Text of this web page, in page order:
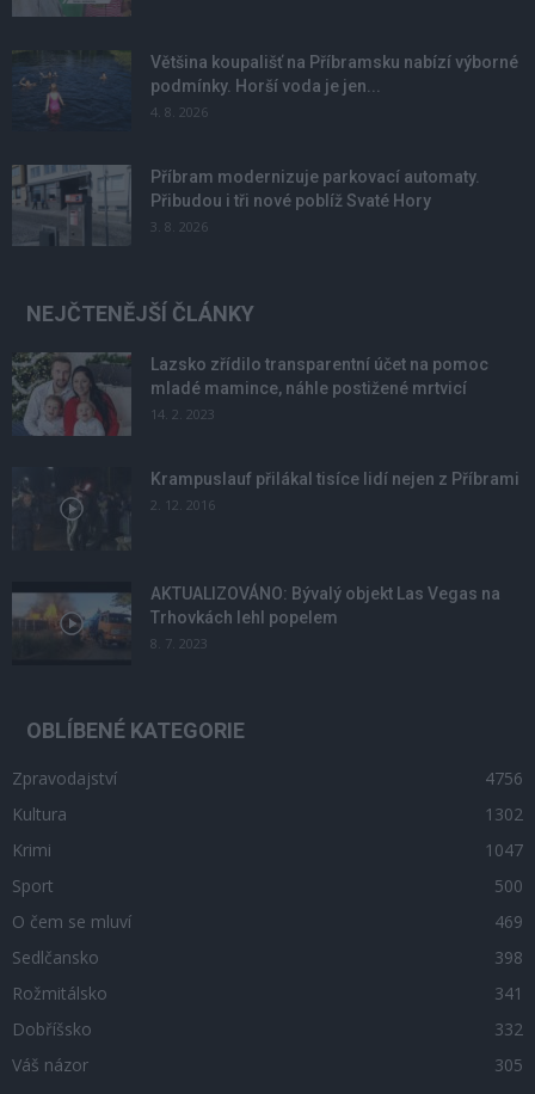
Většina koupališť na Příbramsku nabízí výborné
podmínky. Horší voda je jen...
4. 8. 2026
Příbram modernizuje parkovací automaty.
Přibudou i tři nové poblíž Svaté Hory
3. 8. 2026
NEJČTENĚJŠÍ ČLÁNKY
Lazsko zřídilo transparentní účet na pomoc
mladé mamince, náhle postižené mrtvicí
14. 2. 2023
Krampuslauf přilákal tisíce lidí nejen z Příbrami
2. 12. 2016
AKTUALIZOVÁNO: Bývalý objekt Las Vegas na
Trhovkách lehl popelem
8. 7. 2023
OBLÍBENÉ KATEGORIE
Zpravodajství
4756
Kultura
1302
Krimi
1047
Sport
500
O čem se mluví
469
Sedlčansko
398
Rožmitálsko
341
Dobříšsko
332
Váš názor
305